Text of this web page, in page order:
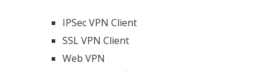
IPSec VPN Client
SSL VPN Client
Web VPN